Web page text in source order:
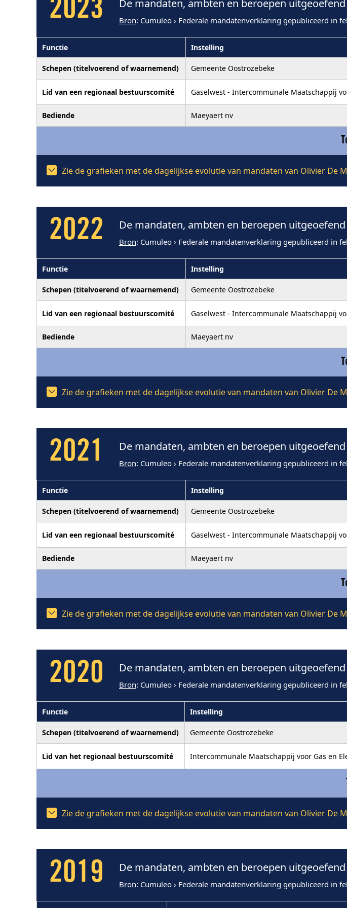
2023 De mandaten, ambten en beroepen
Bron: Cumuleo › Federale mandatenverklaring gepubliceerd in
Functie Instelling
Schepen (titelvoerend of waarnemend) Gemeente Oostrozebeke
Lid van een regionaal bestuurscomité Gaselwest - Intercommunale Maatschappij
Bediende Maeyaert nv
Zie de grafieken met de dagelijkse evolutie van mandaten van Olivier De
2022 De mandaten, ambten en beroepen
Bron: Cumuleo › Federale mandatenverklaring gepubliceerd in
Functie Instelling
Schepen (titelvoerend of waarnemend) Gemeente Oostrozebeke
Lid van een regionaal bestuurscomité Gaselwest - Intercommunale Maatschappij
Bediende Maeyaert nv
Zie de grafieken met de dagelijkse evolutie van mandaten van Olivier De
2021 De mandaten, ambten en beroepen
Bron: Cumuleo › Federale mandatenverklaring gepubliceerd in
Functie Instelling
Schepen (titelvoerend of waarnemend) Gemeente Oostrozebeke
Lid van een regionaal bestuurscomité Gaselwest - Intercommunale Maatschappij
Bediende Maeyaert nv
Zie de grafieken met de dagelijkse evolutie van mandaten van Olivier De
2020 De mandaten, ambten en beroepen
Bron: Cumuleo › Federale mandatenverklaring gepubliceerd in
Functie Instelling
Schepen (titelvoerend of waarnemend) Gemeente Oostrozebeke
Lid van het regionaal bestuurscomité Intercommunale Maatschappij voor Gas en
Zie de grafieken met de dagelijkse evolutie van mandaten van Olivier De
2019 De mandaten, ambten en beroepen
Bron: Cumuleo › Federale mandatenverklaring gepubliceerd in